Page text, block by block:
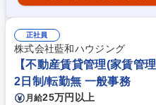
正社員
株式会社藍和ハウジング
【不動産賃貸管理(家賃管
2日制/転勤無 一般事務
月給25万円以上